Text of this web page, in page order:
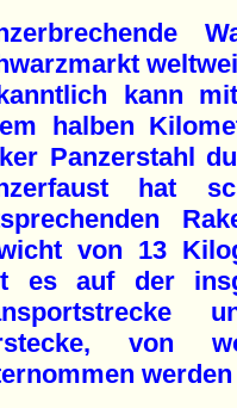
kann
halben
Panzerstahl
hat
von 13
es auf der
von